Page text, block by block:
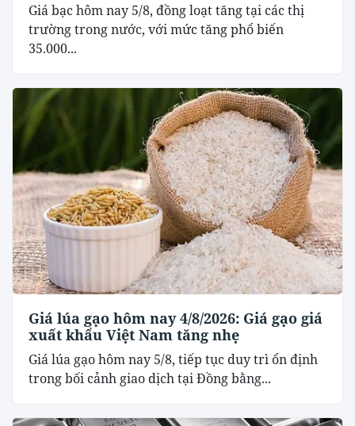
Giá bạc hôm nay 5/8, đồng loạt tăng tại các thị
trường trong nước, với mức tăng phổ biến
35.000...
Giá lúa gạo hôm nay 4/8/2026: Giá gạo giá
xuất khẩu Việt Nam tăng nhẹ
Giá lúa gạo hôm nay 5/8, tiếp tục duy trì ổn định
trong bối cảnh giao dịch tại Đồng bằng...